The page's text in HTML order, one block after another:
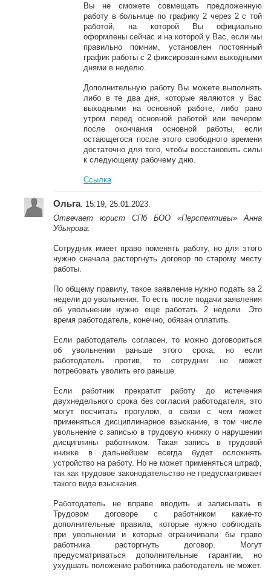
Вы не сможете совмещать предложенную
работу в больнице по графику 2 через 2 с той
работой, на которой Вы официально
оформлены сейчас и на которой у Вас, если мы
правильно помним, установлен постоянный
график работы с 2 фиксированными выходными
днями в неделю.
Дополнительную работу Вы можете выполнять
либо в те два дня, которые являются у Вас
выходными на основной работе, либо рано
утром перед основной работой или вечером
после окончания основной работы, если
остающегося после этого свободного времени
достаточно для того, чтобы восстановить силы
к следующему рабочему дню.
Ссылка
Ольга. 15:19, 25.01.2023.
Отвечает юрист СПб БОО «Перспективы» Анна
Удьярова:
Сотрудник имеет право поменять работу, но для этого
нужно сначала расторгнуть договор по старому месту
работы.
По общему правилу, такое заявление нужно подать за 2
недели до увольнения. То есть после подачи заявления
об увольнении нужно ещё работать 2 недели. Это
время работодатель, конечно, обязан оплатить.
Если работодатель согласен, то можно договориться
об увольнении раньше этого срока, но если
работодатель против, то сотрудник не может
потребовать уволить его раньше.
Если работник прекратит работу до истечения
двухнедельного срока без согласия работодателя, это
могут посчитать прогулом, в связи с чем может
применяться дисциплинарное взыскание, в том числе
увольнение с записью в трудовую книжку о нарушении
дисциплины работником. Такая запись в трудовой
книжке в дальнейшем всегда будет осложнять
устройство на работу. Но не может применяться штраф,
так как трудовое законодательство не предусматривает
такого вида взыскания.
Работодатель не вправе вводить и записывать в
Трудовом договоре с работником какие-то
дополнительные правила, которые нужно соблюдать
при увольнении и которые ограничивали бы право
работника расторгнуть договор. Могут
предусматриваться дополнительные гарантии, но
ухудшать положение работника работодатель не может.